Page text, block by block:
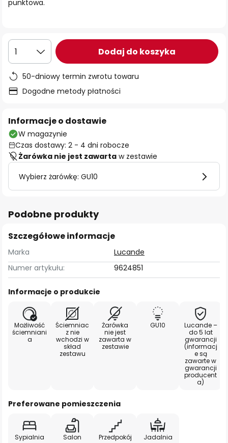
punktowa.
1 Dodaj do koszyka
50-dniowy termin zwrotu towaru
Dogodne metody płatności
Informacje o dostawie
W magazynie
Czas dostawy: 2 - 4 dni robocze
Żarówka nie jest zawarta w zestawie
Wybierz żarówkę: GU10
Podobne produkty
Szczegółowe informacje
Marka
Lucande
Numer artykułu:
9624851
Informacje o produkcie
Możliwość
ściemniani
a
Ściemniac
z nie
wchodzi w
skład
zestawu
Żarówka
nie jest
zawarta w
zestawie
GU10
Lucande –
do 5 lat
gwarancji
(informacj
e są
zawarte w
gwarancji
producent
a)
Preferowane pomieszczenia
Sypialnia Salon Przedpokój Jadalnia